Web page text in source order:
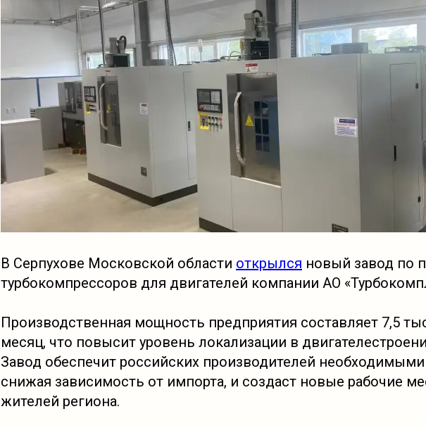
В Серпухове Московской области открылся новый завод по
турбокомпрессоров для двигателей компании АО
Производственная мощность предприятия составляет 7,5
месяц, что повысит уровень локализации в
Завод обеспечит российских производителей
снижая зависимость от импорта, и создаст новые рабочие
жителей региона.